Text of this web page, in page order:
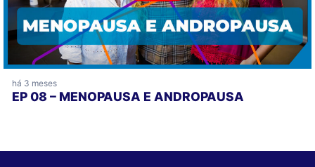
há 3 meses
EP 08 – MENOPAUSA E ANDROPAUSA